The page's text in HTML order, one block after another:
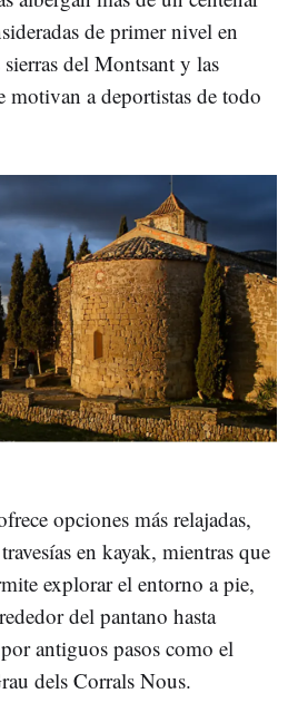
de primer nivel en
del Montsant y las
motivan a deportistas de todo
opciones más relajadas,
en kayak, mientras que
explorar el entorno a pie,
del pantano hasta
antiguos pasos como el
dels Corrals Nous.